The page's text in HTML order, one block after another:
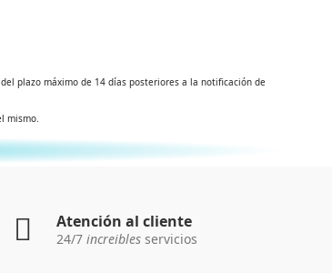
plazo máximo de 14 días posteriores a la notificación de
mismo.
Atención al cliente
24/7 increibles servicios